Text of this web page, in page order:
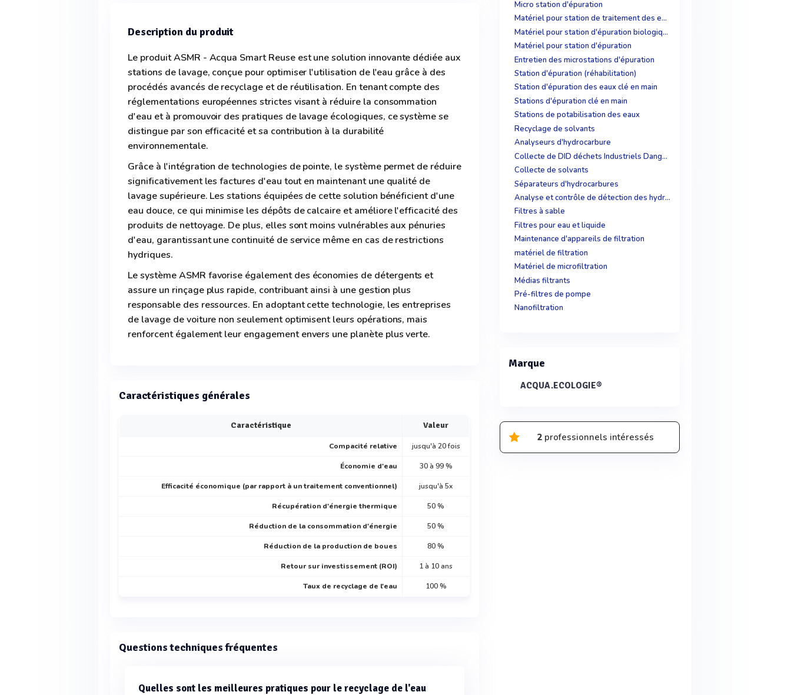
Description du produit
Le produit ASMR - Acqua Smart Reuse est une solution innovante dédiée aux
stations de lavage, conçue pour optimiser l'utilisation de l'eau grâce à des
procédés avancés de recyclage et de réutilisation. En tenant compte des
réglementations européennes strictes visant à réduire la consommation
d'eau et à promouvoir des pratiques de lavage écologiques, ce système se
distingue par son efficacité et sa contribution à la durabilité
environnementale.
Grâce à l'intégration de technologies de pointe, le système permet de réduire
significativement les factures d'eau tout en maintenant une qualité de
lavage supérieure. Les stations équipées de cette solution bénéficient d'une
eau douce, ce qui minimise les dépôts de calcaire et améliore l'efficacité des
produits de nettoyage. De plus, elles sont moins vulnérables aux pénuries
d'eau, garantissant une continuité de service même en cas de restrictions
hydriques.
Le système ASMR favorise également des économies de détergents et
assure un rinçage plus rapide, contribuant ainsi à une gestion plus
responsable des ressources. En adoptant cette technologie, les entreprises
de lavage de voiture non seulement optimisent leurs opérations, mais
renforcent également leur engagement envers une planète plus verte.
Caractéristiques générales
Caractéristique Valeur
Compacité relative jusqu'à 20 fois
Économie d'eau 30 à 99 %
Efficacité économique (par rapport à un traitement conventionnel) jusqu'à 5x
Récupération d'énergie thermique 50 %
Réduction de la consommation d'énergie 50 %
Réduction de la production de boues 80 %
Retour sur investissement (ROI) 1 à 10 ans
Taux de recyclage de l'eau 100 %
Questions techniques fréquentes
Quelles sont les meilleures pratiques pour le recyclage de l'eau
Micro station d'épuration
Matériel pour station de traitement des eaux
Matériel pour station d'épuration biologique
Matériel pour station d'épuration
Entretien des microstations d'épuration
Station d'épuration (réhabilitation)
Station d'épuration des eaux clé en main
Stations d'épuration clé en main
Stations de potabilisation des eaux
Recyclage de solvants
Analyseurs d'hydrocarbure
Collecte de DID déchets Industriels Dangereux
Collecte de solvants
Séparateurs d'hydrocarbures
Analyse et contrôle de détection des hydrocarbures
Filtres à sable
Filtres pour eau et liquide
Maintenance d'appareils de filtration
matériel de filtration
Matériel de microfiltration
Médias filtrants
Pré-filtres de pompe
Nanofiltration
Marque
ACQUA.ECOLOGIE®
2professionnels intéressés